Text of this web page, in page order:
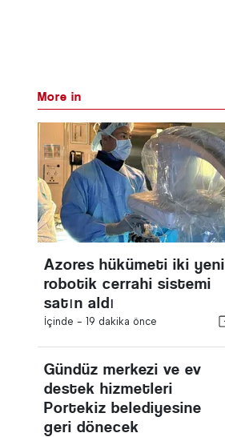
More in
Azores hükümeti iki yeni
robotik cerrahi sistemi
satın aldı
İçinde - 19 dakika önce
Gündüz merkezi ve ev
destek hizmetleri
Portekiz belediyesine
geri dönecek